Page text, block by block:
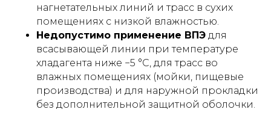
нагнетательных линий и трасс в сухих
помещениях с низкой влажностью.
Недопустимо применение ВПЭ для
всасывающей линии при температуре
хладагента ниже −5 °C, для трасс во
влажных помещениях (мойки, пищевые
производства) и для наружной прокладки
без дополнительной защитной оболочки.